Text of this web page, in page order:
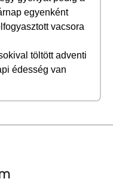
egyenként
vacsora
töltött adventi
édesség van